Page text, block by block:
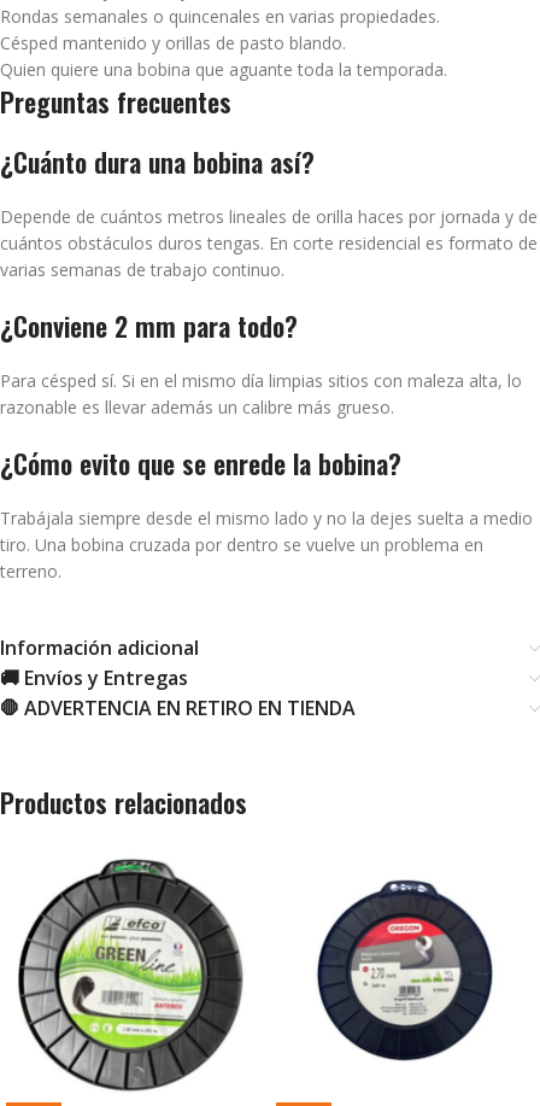
Rondas semanales o quincenales en varias propiedades.
Césped mantenido y orillas de pasto blando.
Quien quiere una bobina que aguante toda la temporada.
Preguntas frecuentes
¿Cuánto dura una bobina así?
Depende de cuántos metros lineales de orilla haces por jornada y de
cuántos obstáculos duros tengas. En corte residencial es formato de
varias semanas de trabajo continuo.
¿Conviene 2 mm para todo?
Para césped sí. Si en el mismo día limpias sitios con maleza alta, lo
razonable es llevar además un calibre más grueso.
¿Cómo evito que se enrede la bobina?
Trabájala siempre desde el mismo lado y no la dejes suelta a medio
tiro. Una bobina cruzada por dentro se vuelve un problema en
terreno.
Información adicional
🚚 Envíos y Entregas
🛑 ADVERTENCIA EN RETIRO EN TIENDA
Productos relacionados